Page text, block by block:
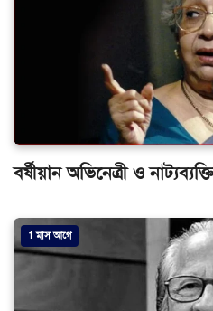
বর্ষীয়ান অভিনেত্রী ও
1 মাস আগে